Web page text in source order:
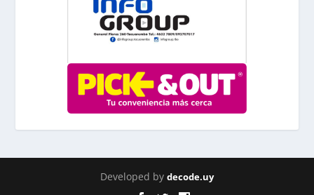
Developed by decode.uy